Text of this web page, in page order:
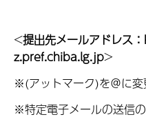
<提出先メールアドレス
z.pref.chiba.lg.jp>
※(アットマーク)を＠に変
※特定電子メールの送信